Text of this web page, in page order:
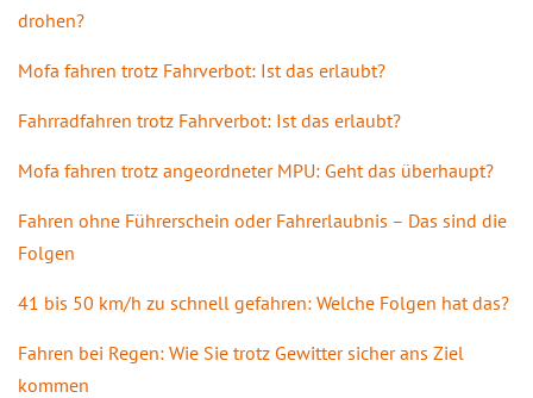
drohen?
Mofa fahren trotz Fahrverbot: Ist das erlaubt?
Fahrradfahren trotz Fahrverbot: Ist das erlaubt?
Mofa fahren trotz angeordneter MPU: Geht das überhaupt?
Fahren ohne Führerschein oder Fahrerlaubnis – Das sind die
Folgen
41 bis 50 km/h zu schnell gefahren: Welche Folgen hat das?
Fahren bei Regen: Wie Sie trotz Gewitter sicher ans Ziel
kommen